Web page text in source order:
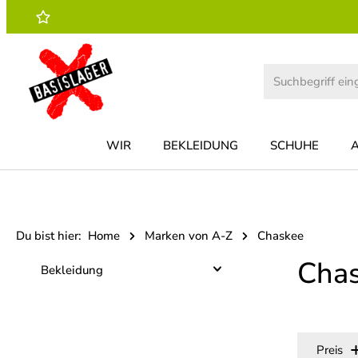
Hauptinhalt springen
Zur Suche springen
Zur Hauptnavigation springen
WIR BEKLEIDUNG SCHUHE
Du bist hier: Home Marken von A-Z Chaskee
Bekleidung
Preis